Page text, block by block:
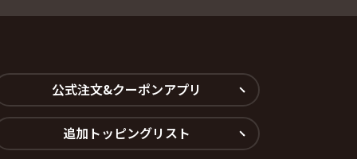
公式注文&クーポンアプリ
追加トッピングリスト